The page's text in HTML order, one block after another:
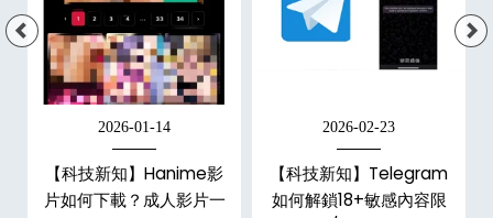
2026-01-14
【科技新知】Hanime影
片如何下載？成人影片一
2026-02-23
【科技新知】Telegram
如何解鎖18+敏感內容限